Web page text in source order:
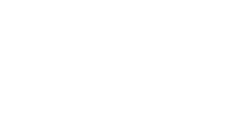
krásné karafiáty nebo lilie vyjadřující nevinnost a upřímnost.